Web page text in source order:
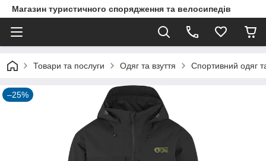
Магазин туристичного спорядження та велосипедів
Товари та послуги Одяг та взуття Спортивний одяг
–25%